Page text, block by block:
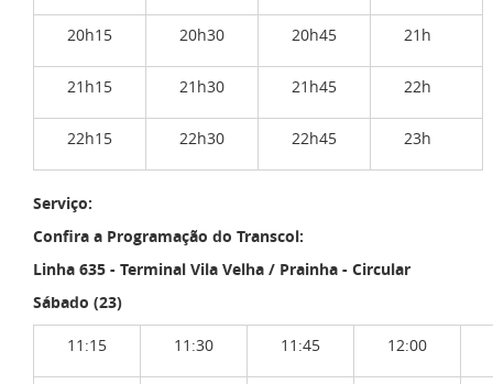
20h15 20h30 20h45 21h
21h15 21h30 21h45 22h
22h15 22h30 22h45 23h
Serviço:
Confira a Programação do Transcol:
Linha 635 - Terminal Vila Velha / Prainha - Circular
Sábado (23)
11:15 11:30 11:45 12:00